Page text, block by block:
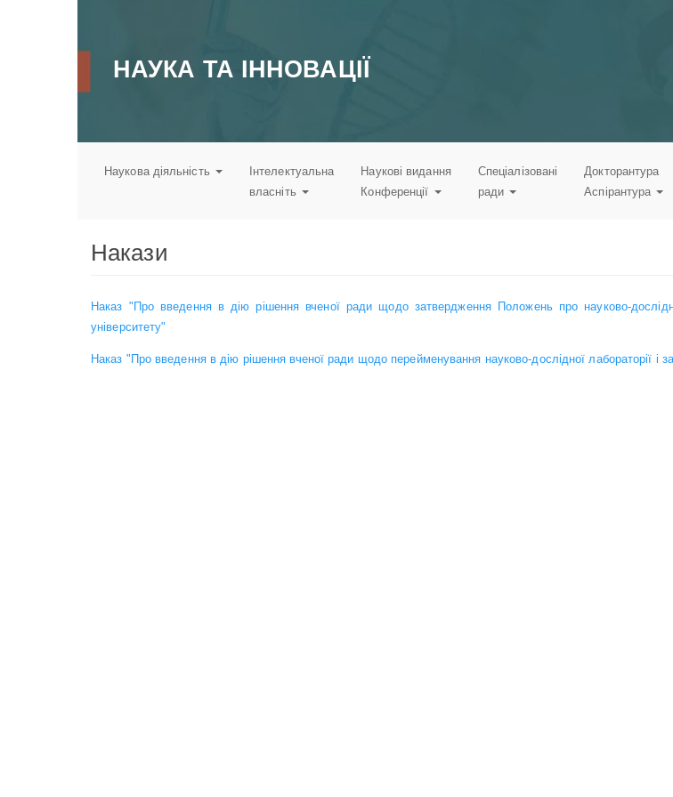
НАУКА ТА ІННОВАЦІЇ
Наукова діяльність
Інтелектуальна
власніть
Наукові видання
Конференції
Спеціалізовані
ради
Докторантура
Аспірантура
Накази
Наказ "Про введення в дію рішення вченої ради щодо затвердження Положень про науково-дослідні
університету"
Наказ "Про введення в дію рішення вченої ради щодо перейменування науково-дослідної лабораторії і